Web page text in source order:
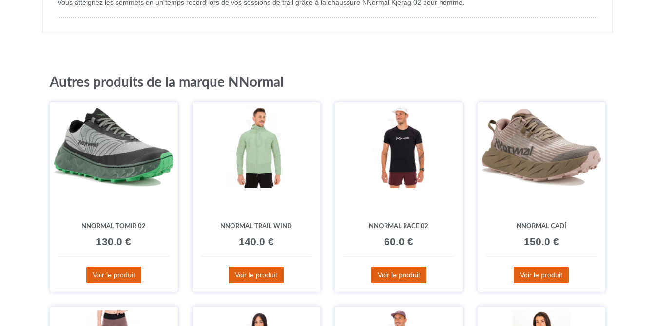
Vous atteignez les sommets en un temps record lors de vos sessions de trail grâce à la chaussure NNormal Kjerag 02 pour homme.
Autres produits de la marque NNormal
NNORMAL TOMIR 02
130.0 €
Voir le produit
NNORMAL TRAIL WIND
140.0 €
Voir le produit
NNORMAL RACE 02
60.0 €
Voir le produit
NNORMAL CADÍ
150.0 €
Voir le produit